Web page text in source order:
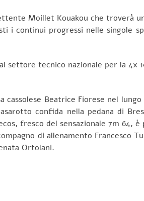
Moillet Kouakou che troverà
i continui progressi nelle singole
settore tecnico nazionale per la
Beatrice Fiorese nel
confida nella pedana di
fresco del sensazionale 7m
di allenamento Francesco
Ortolani.